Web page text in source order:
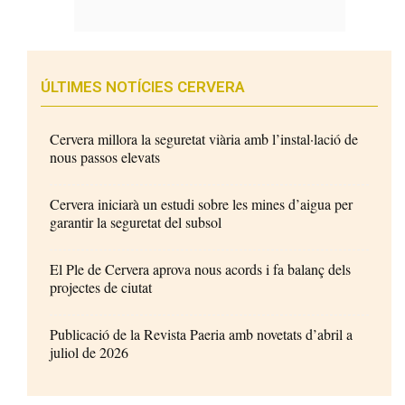
ÚLTIMES NOTÍCIES CERVERA
Cervera millora la seguretat viària amb l’instal·lació de
nous passos elevats
Cervera iniciarà un estudi sobre les mines d’aigua per
garantir la seguretat del subsol
El Ple de Cervera aprova nous acords i fa balanç dels
projectes de ciutat
Publicació de la Revista Paeria amb novetats d’abril a
juliol de 2026